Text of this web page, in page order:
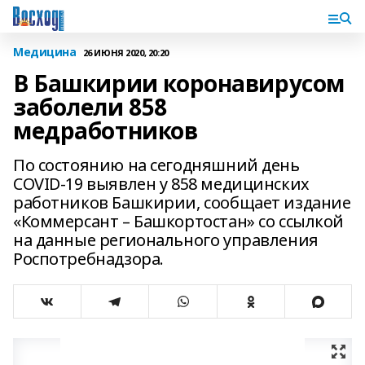
Медицина 26 ИЮНЯ 2020, 20:20
В Башкирии коронавирусом
заболели 858
медработников
По состоянию на сегодняшний день
COVID-19 выявлен у 858 медицинских
работников Башкирии, сообщает издание
«Коммерсант – Башкортостан» со ссылкой
на данные регионального управления
Роспотребнадзора.